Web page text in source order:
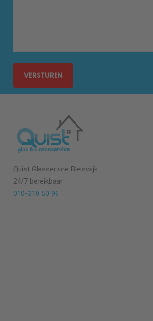
Quist Glasservice Bleiswijk
24/7 bereikbaar
010-310 50 96